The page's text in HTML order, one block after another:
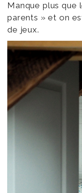
Manque plus que
parents » et on
de jeux.